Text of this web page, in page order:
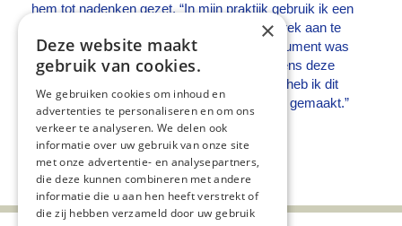
hem tot nadenken gezet. “In mijn praktijk gebruik ik een
wensendocument als kapstok om het gesprek aan te
gaan over proactieve zorg planning. Dit document was
best lijvig en formeel. Met de kennis die tijdens deze
bijeenkomst in Mariënheem heb opgedaan, heb ik dit
document korter, bondiger en toegankelijker gemaakt.”
Deel deze pagina:
×
Deze website maakt
gebruik van cookies.
We gebruiken cookies om inhoud en
advertenties te personaliseren en om ons
verkeer te analyseren. We delen ook
informatie over uw gebruik van onze site
met onze advertentie- en analysepartners,
die deze kunnen combineren met andere
informatie die u aan hen heeft verstrekt of
die zij hebben verzameld door uw gebruik